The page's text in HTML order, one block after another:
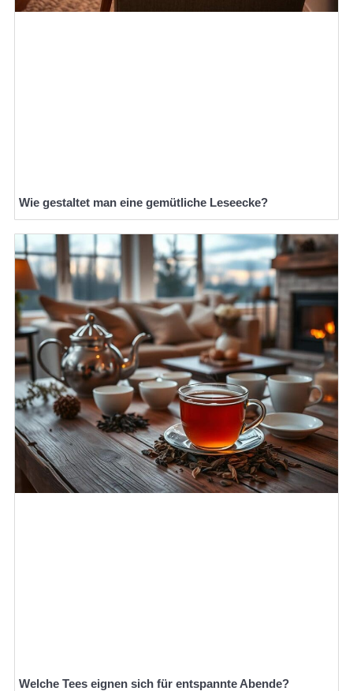
Wie gestaltet man eine gemütliche Leseecke?
Welche Tees eignen sich für entspannte Abende?